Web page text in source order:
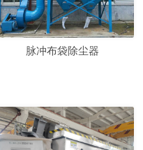
脉冲布袋除尘器